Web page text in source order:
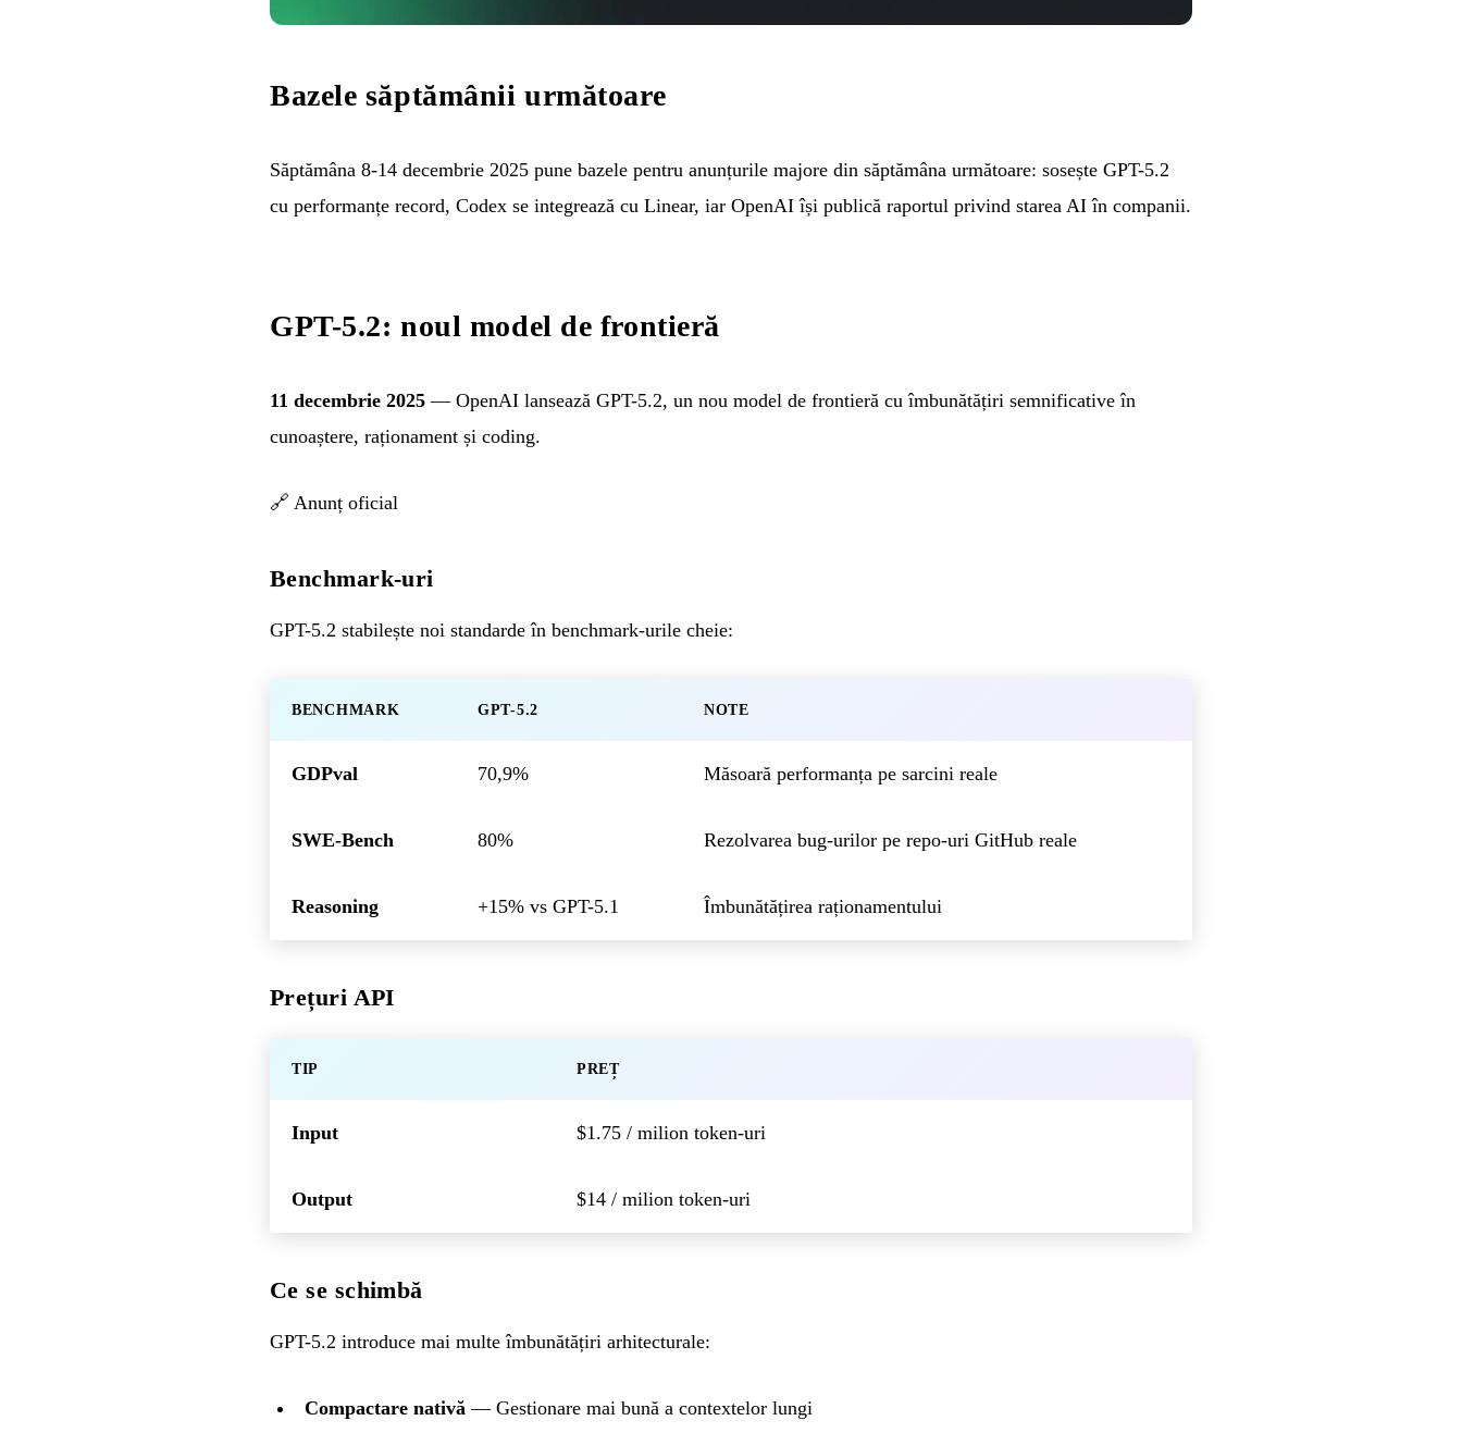
Bazele săptămânii următoare
Săptămâna 8-14 decembrie 2025 pune bazele pentru anunțurile majore din săptămâna următoare: sosește GPT-5.2
cu performanțe record, Codex se integrează cu Linear, iar OpenAI își publică raportul privind starea AI în companii.
GPT-5.2: noul model de frontieră
11 decembrie 2025 — OpenAI lansează GPT-5.2, un nou model de frontieră cu îmbunătățiri semnificative în
cunoaștere, raționament și coding.
🔗 Anunț oficial
Benchmark-uri
GPT-5.2 stabilește noi standarde în benchmark-urile cheie:
BENCHMARK GPT-5.2 NOTE
GDPval 70,9% Măsoară performanța pe sarcini reale
SWE-Bench 80% Rezolvarea bug-urilor pe repo-uri GitHub reale
Reasoning +15% vs GPT-5.1 Îmbunătățirea raționamentului
Prețuri API
TIP PREȚ
Input $1.75 / milion token-uri
Output $14 / milion token-uri
Ce se schimbă
GPT-5.2 introduce mai multe îmbunătățiri arhitecturale:
Compactare nativă — Gestionare mai bună a contextelor lungi